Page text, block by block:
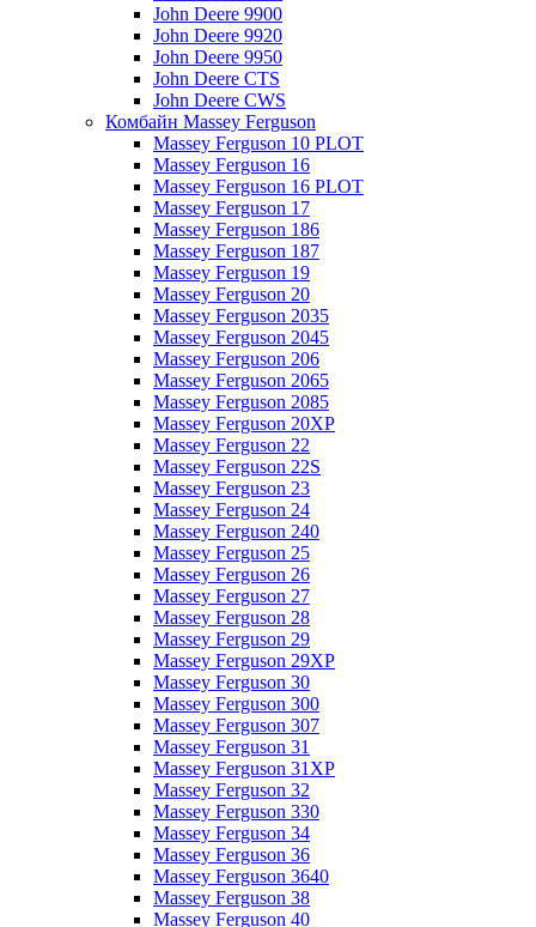
John Deere 9900
John Deere 9920
John Deere 9950
John Deere CTS
John Deere CWS
Комбайн Massey Ferguson
Massey Ferguson 10 PLOT
Massey Ferguson 16
Massey Ferguson 16 PLOT
Massey Ferguson 17
Massey Ferguson 186
Massey Ferguson 187
Massey Ferguson 19
Massey Ferguson 20
Massey Ferguson 2035
Massey Ferguson 2045
Massey Ferguson 206
Massey Ferguson 2065
Massey Ferguson 2085
Massey Ferguson 20XP
Massey Ferguson 22
Massey Ferguson 22S
Massey Ferguson 23
Massey Ferguson 24
Massey Ferguson 240
Massey Ferguson 25
Massey Ferguson 26
Massey Ferguson 27
Massey Ferguson 28
Massey Ferguson 29
Massey Ferguson 29XP
Massey Ferguson 30
Massey Ferguson 300
Massey Ferguson 307
Massey Ferguson 31
Massey Ferguson 31XP
Massey Ferguson 32
Massey Ferguson 330
Massey Ferguson 34
Massey Ferguson 36
Massey Ferguson 3640
Massey Ferguson 38
Massey Ferguson 40